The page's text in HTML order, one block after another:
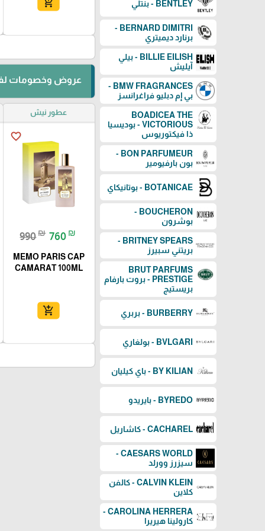
BENTLEY - بنتلي
BERNARD DIMITRI -
برنارد ديميتري
BILLIE EILISH - بيلي
آيليش
BMW FRAGRANCES -
بي إم دبليو فراغرانسز
BOADICEA THE
VICTORIOUS - بوديسيا
ذا فيكتوريوس
BON PARFUMEUR -
بون بارفيومير
BOTANICAE - بوتانيكاي
BOUCHERON -
بوشرون
BRITNEY SPEARS -
بريتني سبيرز
BRUT PARFUMS
PRESTIGE - بروت بارفام
بريستيج
BURBERRY - بربري
BVLGARI - بولغاري
BY KILIAN - باي كيليان
BYREDO - بايريدو
CACHAREL - كاشاريل
CAESARS WORLD -
سيزرز وورلد
CALVIN KLEIN - كالفن
كلاين
CAROLINA HERRERA -
كارولينا هيريرا
عروض وخصومات
عطور نيش
favorite_border
990₪ 760 ₪
MEMO PARIS CAP
CAMARAT 100ML
add_shopping_cart